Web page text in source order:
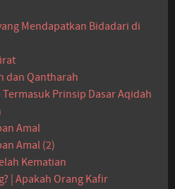
Mendapatkan Bidadari di
dan Qantharah
Termasuk Prinsip Dasar Aqidah
Amal
Amal (2)
Kematian
| Apakah Orang Kafir